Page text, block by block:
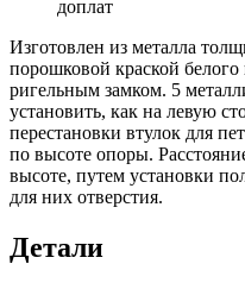
доплат
Изготовлен из металла
порошковой краской белого
ригельным замком. 5
установить, как на левую
перестановки втулок для
по высоте опоры.
высоте, путем установки
для них отверстия.
Детали